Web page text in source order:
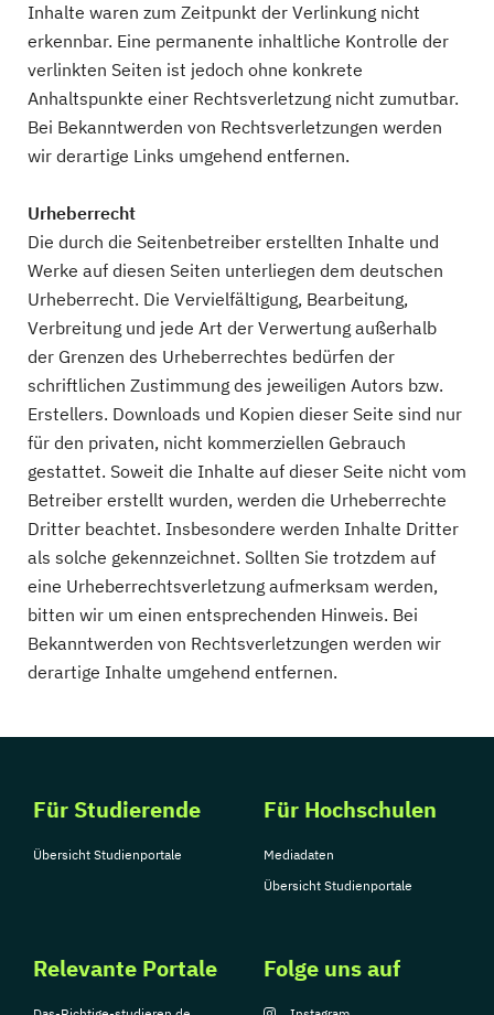
Inhalte waren zum Zeitpunkt der Verlinkung nicht
erkennbar. Eine permanente inhaltliche Kontrolle der
verlinkten Seiten ist jedoch ohne konkrete
Anhaltspunkte einer Rechtsverletzung nicht zumutbar.
Bei Bekanntwerden von Rechtsverletzungen werden
wir derartige Links umgehend entfernen.
Urheberrecht
Die durch die Seitenbetreiber erstellten Inhalte und
Werke auf diesen Seiten unterliegen dem deutschen
Urheberrecht. Die Vervielfältigung, Bearbeitung,
Verbreitung und jede Art der Verwertung außerhalb
der Grenzen des Urheberrechtes bedürfen der
schriftlichen Zustimmung des jeweiligen Autors bzw.
Erstellers. Downloads und Kopien dieser Seite sind nur
für den privaten, nicht kommerziellen Gebrauch
gestattet. Soweit die Inhalte auf dieser Seite nicht vom
Betreiber erstellt wurden, werden die Urheberrechte
Dritter beachtet. Insbesondere werden Inhalte Dritter
als solche gekennzeichnet. Sollten Sie trotzdem auf
eine Urheberrechtsverletzung aufmerksam werden,
bitten wir um einen entsprechenden Hinweis. Bei
Bekanntwerden von Rechtsverletzungen werden wir
derartige Inhalte umgehend entfernen.
Für Studierende
Übersicht Studienportale
Für Hochschulen
Mediadaten
Übersicht Studienportale
Relevante Portale Folge uns auf